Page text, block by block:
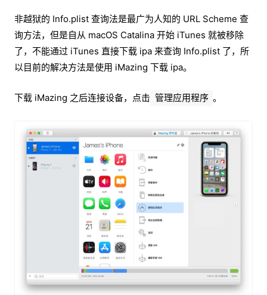
非越狱的 Info.plist 查询法是最广为人知的 URL Scheme 查
询方法，但是自从 macOS Catalina 开始 iTunes 就被移除
了，不能通过 iTunes 直接下载 ipa 来查询 Info.plist 了，所
以目前的解决方法是使用 iMazing 下载 ipa。
下载 iMazing 之后连接设备，点击 管理应用程序 。